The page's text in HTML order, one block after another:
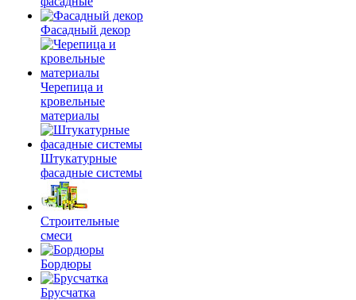
Фасадный декор
Черепица и
кровельные
материалы
Штукатурные
фасадные системы
Строительные
смеси
Бордюры
Брусчатка